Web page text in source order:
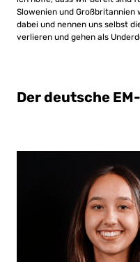
Slowenien und Großbritannien
dabei und nennen uns selbst
verlieren und gehen als
Der deutsche